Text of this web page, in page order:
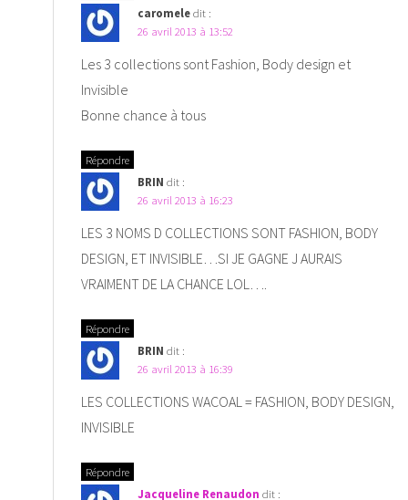
caromele dit :
26 avril 2013 à 13:52
Les 3 collections sont Fashion, Body design et
Invisible
Bonne chance à tous
Répondre
BRIN dit :
26 avril 2013 à 16:23
LES 3 NOMS D COLLECTIONS SONT FASHION, BODY
DESIGN, ET INVISIBLE…SI JE GAGNE J AURAIS
VRAIMENT DE LA CHANCE LOL….
Répondre
BRIN dit :
26 avril 2013 à 16:39
LES COLLECTIONS WACOAL = FASHION, BODY DESIGN,
INVISIBLE
Répondre
Jacqueline Renaudon dit :